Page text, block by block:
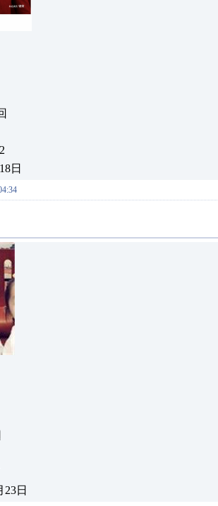
日
23日